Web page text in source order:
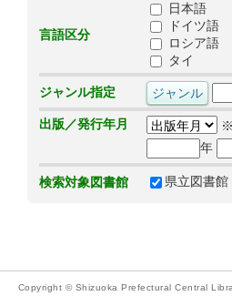
言語区分
日本語
ドイツ語
ロシア語
タイ
ジャンル指定
出版／発行年月
年
検索対象図書館 県立図書館
Copyright © Shizuoka Prefectural Central